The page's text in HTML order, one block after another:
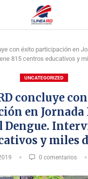
con éxito participación en
815 centros educativos y
UNCATEGORIZED
concluye
en Jornada
Dengue.
y miles
0 comentarios